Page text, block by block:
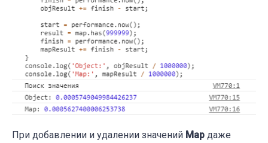
При добавлении и удалении значений Map даже